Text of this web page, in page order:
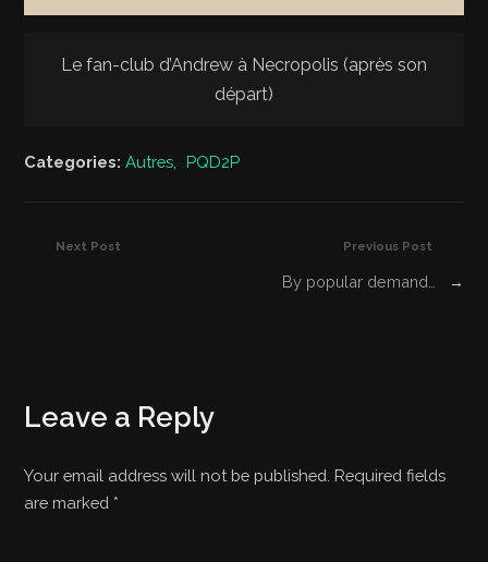
Le fan-club d’Andrew à Necropolis (après son
départ)
Categories:Autres PQD2P
Previous Post
By popular demand… →
Next Post
Leave a Reply
Your email address will not be published. Required fields
are marked *